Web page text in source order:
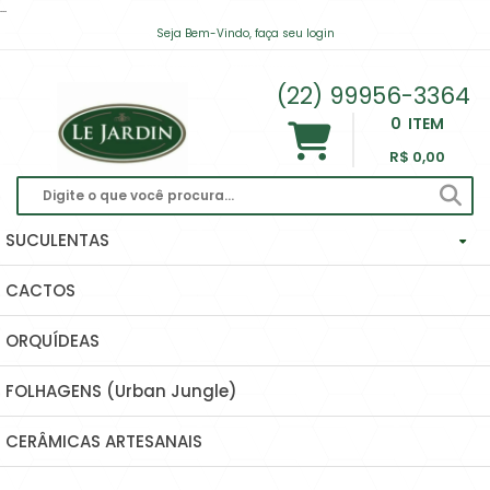
...
Seja Bem-Vindo, faça seu login
(22) 99956-3364
0 ITEM
R$ 0,00
SUCULENTAS
Haworthias Importadas
Echeverias
Hoyas (Flor De Cera) E Dischidias
Ascleps (huernias, Orbeas, Stapelias...)
CACTOS
ORQUÍDEAS
FOLHAGENS (Urban Jungle)
CERÂMICAS ARTESANAIS